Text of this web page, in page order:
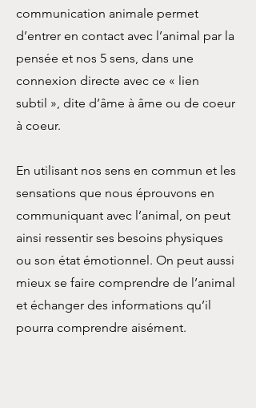
communication animale permet
d’entrer en contact avec l’animal par la
pensée et nos 5 sens, dans une
connexion directe avec ce « lien
subtil », dite d’âme à âme ou de coeur
à coeur.
En utilisant nos sens en commun et les
sensations que nous éprouvons en
communiquant avec l’animal, on peut
ainsi ressentir ses besoins physiques
ou son état émotionnel. On peut aussi
mieux se faire comprendre de l’animal
et échanger des informations qu’il
pourra comprendre aisément.